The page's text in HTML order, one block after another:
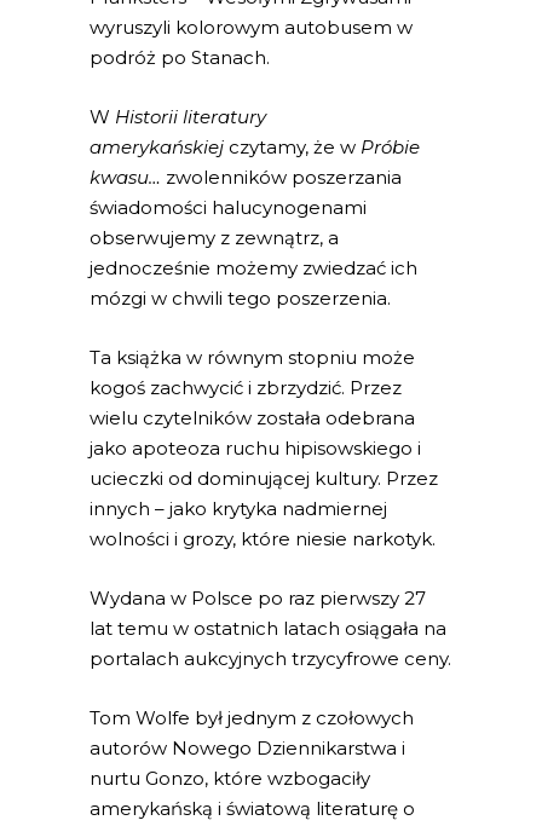
wyruszyli kolorowym autobusem w
podróż po Stanach.
W Historii literatury
amerykańskiej czytamy, że w Próbie
kwasu… zwolenników poszerzania
świadomości halucynogenami
obserwujemy z zewnątrz, a
jednocześnie możemy zwiedzać ich
mózgi w chwili tego poszerzenia.
Ta książka w równym stopniu może
kogoś zachwycić i zbrzydzić. Przez
wielu czytelników została odebrana
jako apoteoza ruchu hipisowskiego i
ucieczki od dominującej kultury. Przez
innych – jako krytyka nadmiernej
wolności i grozy, które niesie narkotyk.
Wydana w Polsce po raz pierwszy 27
lat temu w ostatnich latach osiągała na
portalach aukcyjnych trzycyfrowe ceny.
Tom Wolfe był jednym z czołowych
autorów Nowego Dziennikarstwa i
nurtu Gonzo, które wzbogaciły
amerykańską i światową literaturę o